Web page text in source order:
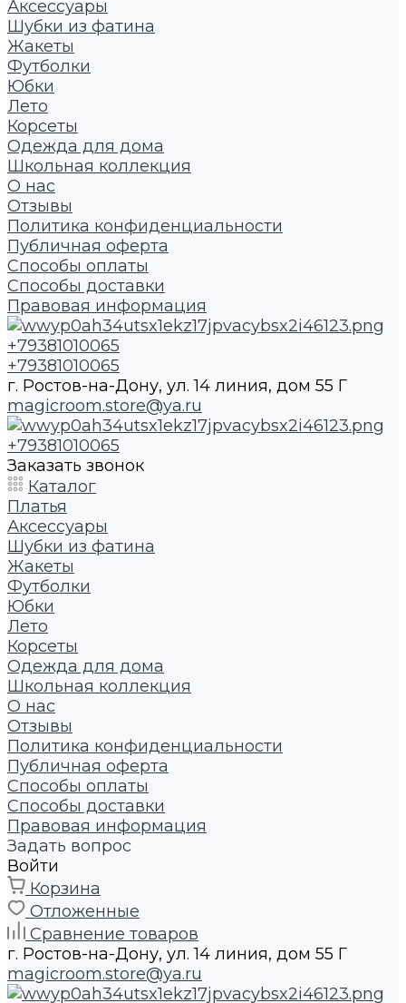
Аксессуары
Шубки из фатина
Жакеты
Футболки
Юбки
Лето
Корсеты
Одежда для дома
Школьная коллекция
О нас
Отзывы
Политика конфиденциальности
Публичная оферта
Способы оплаты
Способы доставки
Правовая информация
+79381010065
+79381010065
г. Ростов-на-Дону, ул. 14 линия, дом 55 Г
magicroom.store@ya.ru
+79381010065
Заказать звонок
Каталог
Платья
Аксессуары
Шубки из фатина
Жакеты
Футболки
Юбки
Лето
Корсеты
Одежда для дома
Школьная коллекция
О нас
Отзывы
Политика конфиденциальности
Публичная оферта
Способы оплаты
Способы доставки
Правовая информация
Задать вопрос
Войти
Корзина
Отложенные
Сравнение товаров
г. Ростов-на-Дону, ул. 14 линия, дом 55 Г
magicroom.store@ya.ru